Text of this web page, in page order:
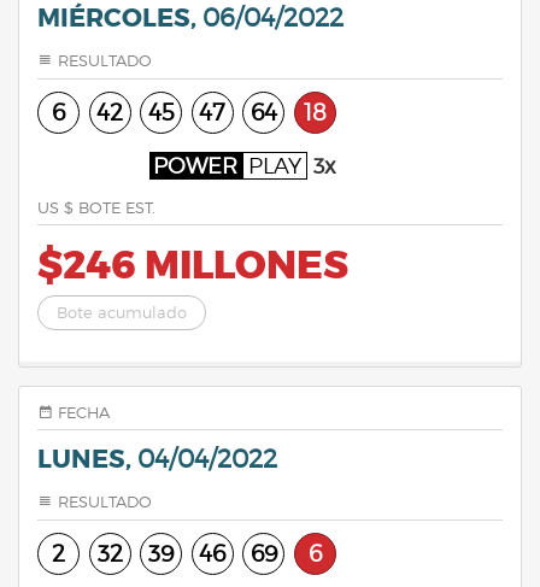
MIÉRCOLES, 06/04/2022
RESULTADO
6 42 45 47 64 18
POWER PLAY 3x
US $ BOTE EST.
$246 MILLONES
Bote acumulado
FECHA
LUNES, 04/04/2022
RESULTADO
2 32 39 46 69 6